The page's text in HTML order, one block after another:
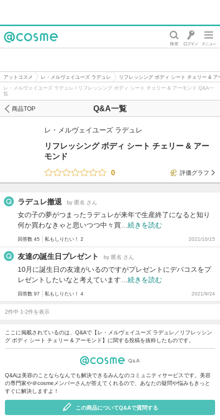
アットコスメ レ・メルヴェイユーズ ラデュレ
リフレッシング ボディ シート チェリー & ア
レ・メルヴェイユーズ ラデュレ / リフレッシング ボディ シート チェリー & アーモンド Q&A一
覧
Q&A一覧
商品TOP
レ・メルヴェイユーズ ラデュレ
リフレッシング ボディ シート チェリー & アー
モンド
0
評価グラフ
ラデュレ撤退 by 匿名 さん
女の子の夢がつまったラデュレが来年で生産終了になると知り
何か買わなきゃと思いつつ中々買… 続きを読む
回答数 45 私もしりたい！ 2 2021/10/15
友達の誕生日プレゼント by 匿名 さん
10月に誕生日の友達がいるのですがプレゼントにデパコスをプ
レゼントしたいなと考えています… 続きを読む
回答数 97 私もしりたい！ 4 2021/9/24
2件中 1-2件を表示
ここに掲載されているのは、Q&Aで【レ・メルヴェイユーズ ラデュレ／リフレッシン
グ ボディ シート チェリー & アーモンド】に関する投稿を抜粋したものです。
Q&Aは美容のことならなんでも解決できるみんなのコミュニティサービスです。美容
の専門家や＠cosmeメンバーさんが答えてくれるので、あなたの疑問や悩みもきっと
すぐに解決しますよ！
この商品についてQ&Aで質問する